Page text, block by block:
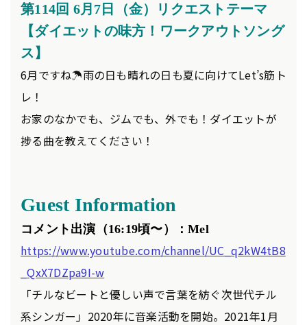
第114回 6月7 日（金）リクエスト テーマ
【ダイエットの味方！ワークアウトソング
ス】
6月ですね☂️雨の日も晴れの日も夏に向けてLet’s筋ト
レ！
お家のなかでも、ジムでも、外でも！ダイエットが
捗る曲を教えてください！
Guest Information
コメント出演（16:19頃〜）：Mel
https://www.youtube.com/channel/UC_q2kW4tB8
_QxX7DZpa9I-w
「チルなビートと優しい声で言葉を紡ぐ次世代チル
系シンガー」2020年に音楽活動を開始。2021年1月